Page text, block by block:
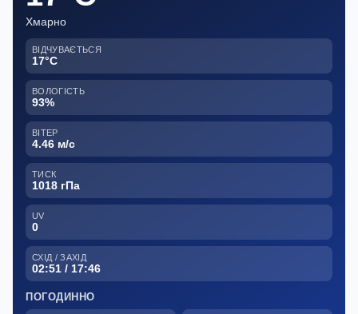
Хмарно
ВІДЧУВАЄТЬСЯ
17°C
ВОЛОГІСТЬ
93%
ВІТЕР
4.46 м/с
ТИСК
1018 гПа
UV
0
СХІД / ЗАХІД
02:51 / 17:46
ПОГОДИННО